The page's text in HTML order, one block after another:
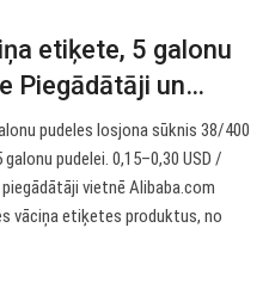
etiķete, 5 galonu
Piegādātāji un…
pudeles losjona sūknis 38/400
pudelei. 0,15–0,30 USD /
vietnē Alibaba.com
vāciņa etiķetes produktus, no